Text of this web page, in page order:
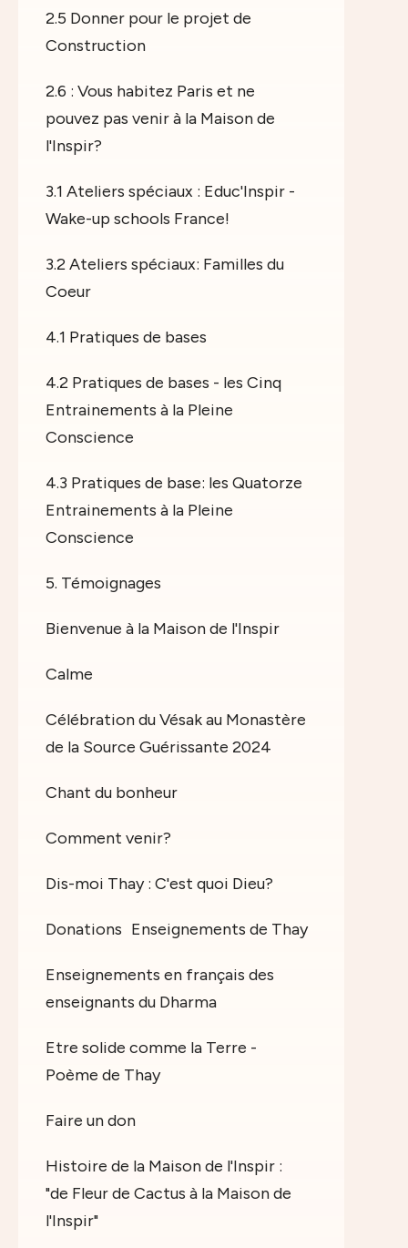
2.5 Donner pour le projet de
Construction
2.6 : Vous habitez Paris et ne
pouvez pas venir à la Maison de
l'Inspir?
3.1 Ateliers spéciaux : Educ'Inspir -
Wake-up schools France!
3.2 Ateliers spéciaux: Familles du
Coeur
4.1 Pratiques de bases
4.2 Pratiques de bases - les Cinq
Entrainements à la Pleine
Conscience
4.3 Pratiques de base: les Quatorze
Entrainements à la Pleine
Conscience
5. Témoignages
Bienvenue à la Maison de l'Inspir
Calme
Célébration du Vésak au Monastère
de la Source Guérissante 2024
Chant du bonheur
Comment venir?
Dis-moi Thay : C'est quoi Dieu?
Donations Enseignements de Thay
Enseignements en français des
enseignants du Dharma
Etre solide comme la Terre -
Poème de Thay
Faire un don
Histoire de la Maison de l'Inspir :
"de Fleur de Cactus à la Maison de
l'Inspir"